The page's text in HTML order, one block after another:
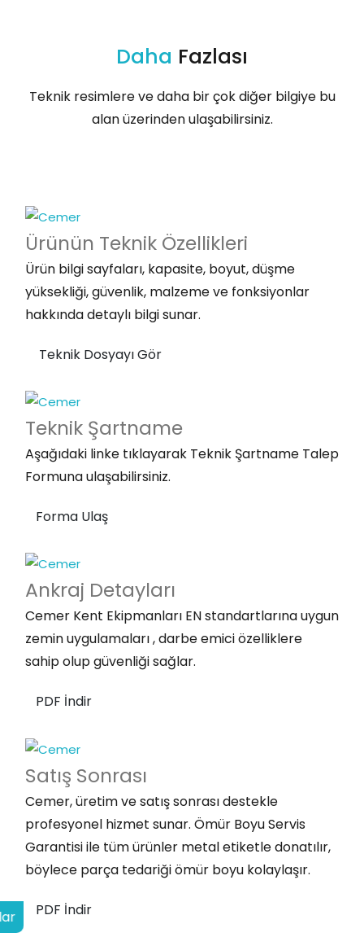
Daha Fazlası
Teknik resimlere ve daha bir çok diğer bilgiye bu
alan üzerinden ulaşabilirsiniz.
Ürünün Teknik Özellikleri
Ürün bilgi sayfaları, kapasite, boyut, düşme
yüksekliği, güvenlik, malzeme ve fonksiyonlar
hakkında detaylı bilgi sunar.
Teknik Dosyayı Gör
Teknik Şartname
Aşağıdaki linke tıklayarak Teknik Şartname Talep
Formuna ulaşabilirsiniz.
Forma Ulaş
Ankraj Detayları
Cemer Kent Ekipmanları EN standartlarına uygun
zemin uygulamaları , darbe emici özelliklere
sahip olup güvenliği sağlar.
PDF İndir
Satış Sonrası
Cemer, üretim ve satış sonrası destekle
profesyonel hizmet sunar. Ömür Boyu Servis
Garantisi ile tüm ürünler metal etiketle donatılır,
böylece parça tedariği ömür boyu kolaylaşır.
PDF İndir